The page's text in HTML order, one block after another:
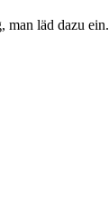
man läd dazu ein.